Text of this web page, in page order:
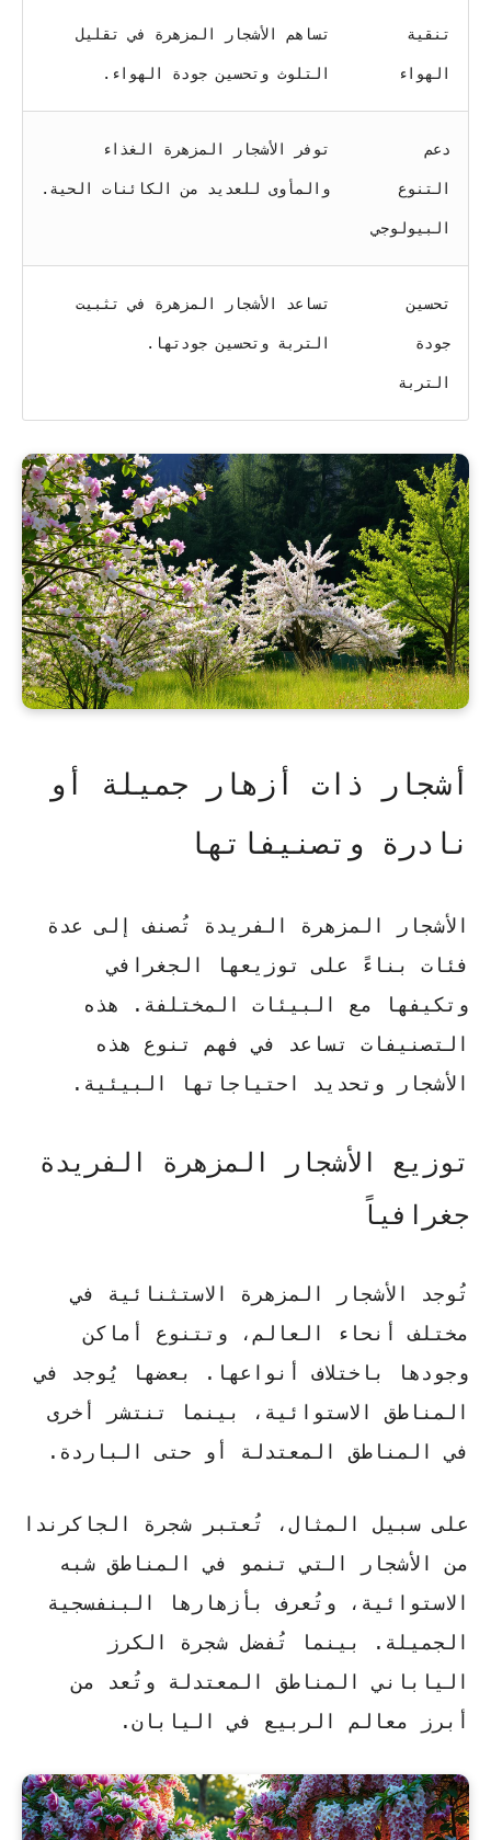
تنقية
الهواء
تساهم الأشجار المزهرة في تقليل
التلوث وتحسين جودة الهواء.
دعم
التنوع
البيولوجي
توفر الأشجار المزهرة الغذاء
والمأوى للعديد من الكائنات الحية.
تحسين
جودة
التربة
تساعد الأشجار المزهرة في تثبيت
التربة وتحسين جودتها.
أشجار ذات أزهار جميلة أو
نادرة وتصنيفاتها
الأشجار المزهرة الفريدة تُصنف إلى عدة
فئات بناءً على توزيعها الجغرافي
وتكيفها مع البيئات المختلفة. هذه
التصنيفات تساعد في فهم تنوع هذه
الأشجار وتحديد احتياجاتها البيئية.
توزيع الأشجار المزهرة الفريدة
جغرافياً
تُوجد الأشجار المزهرة الاستثنائية في
مختلف أنحاء العالم، وتتنوع أماكن
وجودها باختلاف أنواعها. بعضها يُوجد في
المناطق الاستوائية، بينما تنتشر أخرى
في المناطق المعتدلة أو حتى الباردة.
على سبيل المثال، تُعتبر شجرة الجاكرندا
من الأشجار التي تنمو في المناطق شبه
الاستوائية، وتُعرف بأزهارها البنفسجية
الجميلة. بينما تُفضل شجرة الكرز
الياباني المناطق المعتدلة وتُعد من
أبرز معالم الربيع في اليابان.